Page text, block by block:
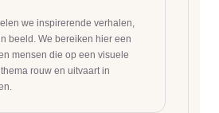
we inspirerende verhalen,
beeld. We bereiken hier een
mensen die op een visuele
rouw en uitvaart in